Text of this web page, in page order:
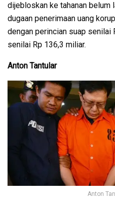
dijebloskan ke tahanan belum
dugaan penerimaan uang
dengan perincian suap senilai
senilai Rp 136,3 miliar.
Anton Tantular
Anton